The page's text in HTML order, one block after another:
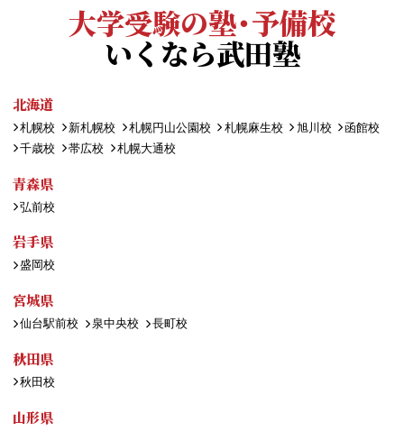
大学受験の塾・予備校
いくなら武田塾
北海道
札幌校 新札幌校 札幌円山公園校 札幌麻生校 旭川校
函館校
千歳校
帯広校 札幌大通校
青森県
弘前校
岩手県
盛岡校
宮城県
仙台駅前校 泉中央校 長町校
秋田県
秋田校
山形県